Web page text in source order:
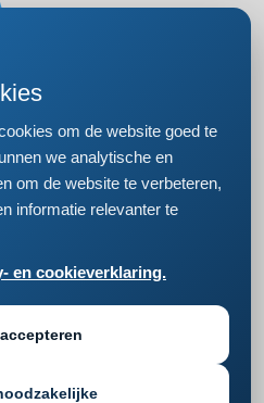
om de website goed te
we analytische en
om de website te verbeteren,
informatie relevanter te
en cookieverklaring.